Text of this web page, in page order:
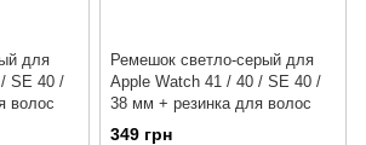
для
SE 40 /
волос
Ремешок светло-серый для
Apple Watch 41 / 40 / SE 40 /
38 мм + резинка для волос
349 грн